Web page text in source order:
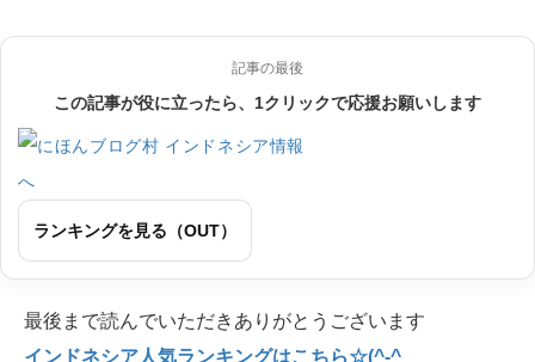
記事の最後
この記事が役に立ったら、1クリックで応援お願いします
ランキングを見る（OUT）
最後まで読んでいただきありがとうございます
インドネシア人気ランキングはこちら☆(^-^